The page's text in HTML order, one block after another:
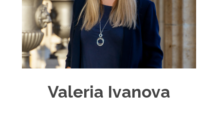
Valeria Ivanova